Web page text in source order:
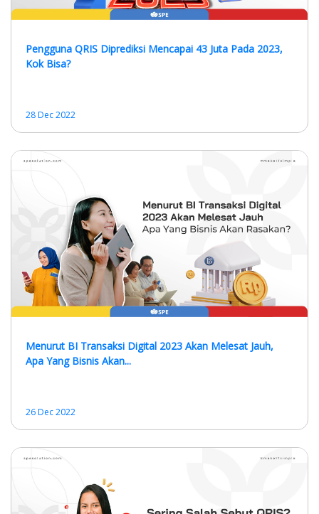
Pengguna QRIS Diprediksi Mencapai 43 Juta Pada 2023,
Kok Bisa?
28 Dec 2022
Menurut BI Transaksi Digital 2023 Akan Melesat Jauh,
Apa Yang Bisnis Akan...
26 Dec 2022